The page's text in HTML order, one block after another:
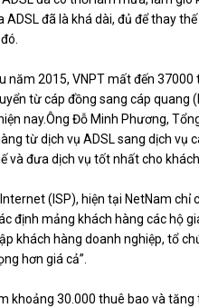
đã là khá dài, đủ để thay
2015, VNPT mất đến
từ cáp đồng sang cáp quang
nay.Ông Đỗ Minh Phương,
từ dịch vụ ADSL sang dịch vụ
và đưa dịch vụ tốt nhất cho khách
Internet(ISP), hiện tại NetNam chỉ
định mảng khách hàng các hộ
khách hàng doanh nghiệp, tổ
hơn giá cả”.
khoảng 30.000 thuê bao và